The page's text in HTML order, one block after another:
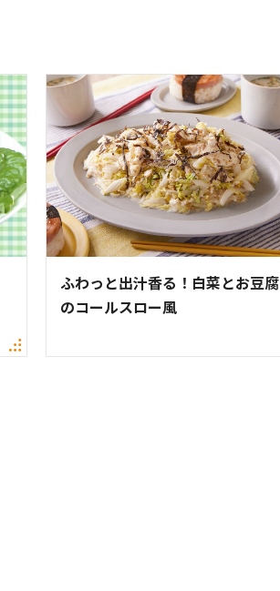
ふわっと出汁香る！白菜とお豆腐
のコールスロー風